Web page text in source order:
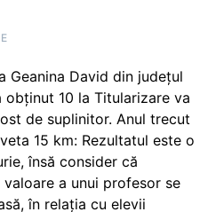
Geanina David din județul
obținut 10 la Titularizare va
de suplinitor. Anul trecut
15 km: Rezultatul este o
însă consider că
a unui profesor se
în relația cu elevii